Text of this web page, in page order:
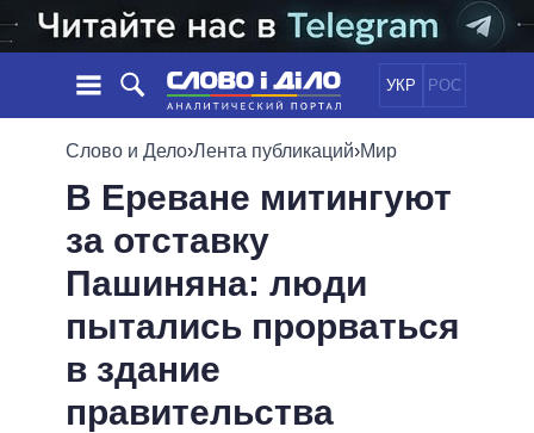
УКР РОС
НОВОСТИ
ЛЕНТА
СОБЫТИЯ
СТАТЬИ
ОБЗОРЫ
ДАЙДЖЕСТЫ
ПОЛИТИКА
ОБЩЕСТВО
МИР
ОБЕЩАНИЯ
ПОЛИТИКИ
ПРЕЗИДЕНТ И ОФИС
ВЕРХОВНАЯ РАДА
КАБИНЕТ МИНИСТРОВ
ИНФОГРАФИКА
ПОДДЕРЖАТЬ
Слово и Дело›Лента публикаций›Мир
В Ереване митингуют
за отставку
Пашиняна: люди
пытались прорваться
в здание
правительства